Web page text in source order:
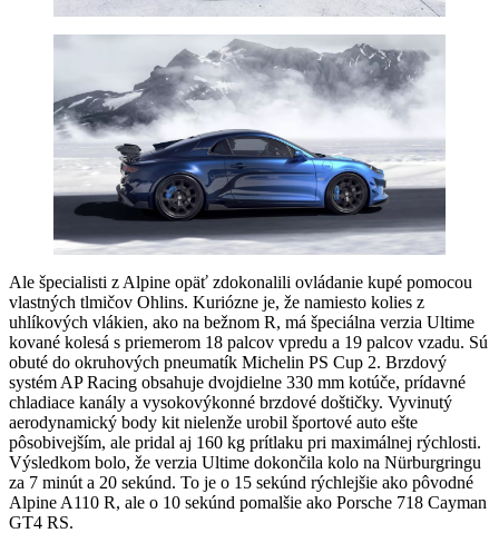
Ale špecialisti z Alpine opäť zdokonalili ovládanie kupé pomocou
vlastných tlmičov Ohlins. Kuriózne je, že namiesto kolies z
uhlíkových vlákien, ako na bežnom R, má špeciálna verzia Ultime
kované kolesá s priemerom 18 palcov vpredu a 19 palcov vzadu. Sú
obuté do okruhových pneumatík Michelin PS Cup 2. Brzdový
systém AP Racing obsahuje dvojdielne 330 mm kotúče, prídavné
chladiace kanály a vysokovýkonné brzdové doštičky. Vyvinutý
aerodynamický body kit nielenže urobil športové auto ešte
pôsobivejším, ale pridal aj 160 kg prítlaku pri maximálnej rýchlosti.
Výsledkom bolo, že verzia Ultime dokončila kolo na Nürburgringu
za 7 minút a 20 sekúnd. To je o 15 sekúnd rýchlejšie ako pôvodné
Alpine A110 R, ale o 10 sekúnd pomalšie ako Porsche 718 Cayman
GT4 RS.